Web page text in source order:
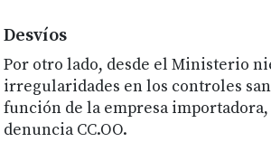
Desvíos
Por otro lado, desde el Ministerio
irregularidades en los controles
función de la empresa importadora,
denuncia CC.OO.